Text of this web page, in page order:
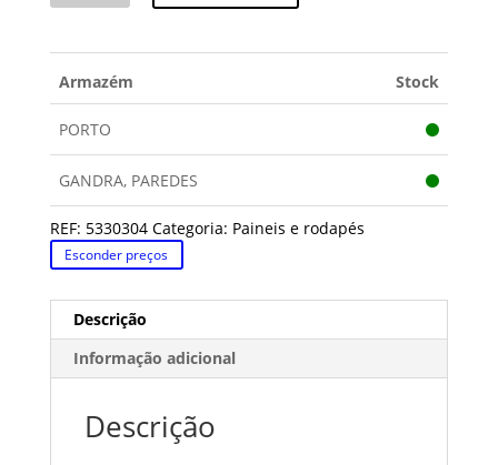
Armazém Stock
PORTO
GANDRA, PAREDES
REF: 5330304 Categoria: Paineis e rodapés
Esconder preços
Descrição
Informação adicional
Descrição